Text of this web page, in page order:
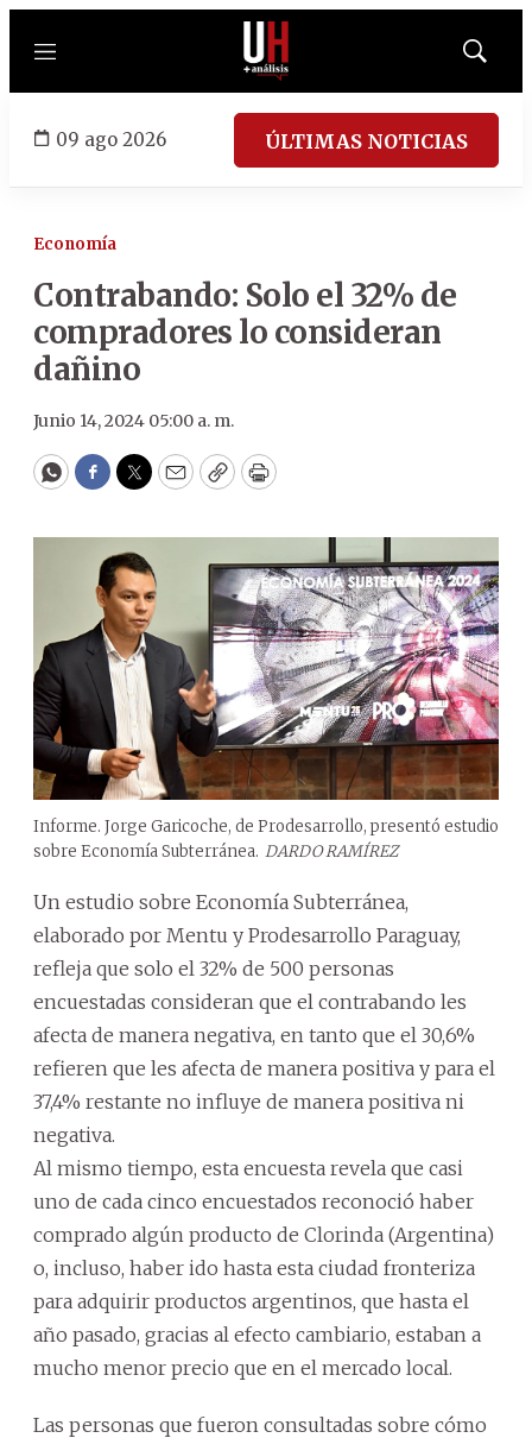
Menú
Mostrar
09 ago 2026 ÚLTIMAS NOTICIAS
Economía
Contrabando: Solo el 32% de
compradores lo consideran
dañino
Junio 14, 2024 05:00 a. m.
WhatsApp
Facebook
Twitter
EmailCopyPrint
Informe. Jorge Garicoche, de Prodesarrollo, presentó estudio
sobre Economía Subterránea. DARDO RAMÍREZ
Un estudio sobre Economía Subterránea,
elaborado por Mentu y Prodesarrollo Paraguay,
refleja que solo el 32% de 500 personas
encuestadas consideran que el contrabando les
afecta de manera negativa, en tanto que el 30,6%
refieren que les afecta de manera positiva y para el
37,4% restante no influye de manera positiva ni
negativa.
Al mismo tiempo, esta encuesta revela que casi
uno de cada cinco encuestados reconoció haber
comprado algún producto de Clorinda (Argentina)
o, incluso, haber ido hasta esta ciudad fronteriza
para adquirir productos argentinos, que hasta el
año pasado, gracias al efecto cambiario, estaban a
mucho menor precio que en el mercado local.
Las personas que fueron consultadas sobre cómo